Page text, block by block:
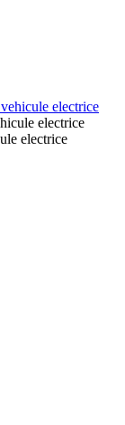
electrice
electrice
electrice